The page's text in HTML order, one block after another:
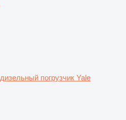
дизельный погрузчик Yale